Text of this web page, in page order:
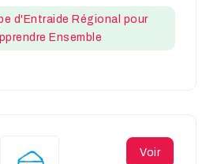
d'Entraide Régional pour
Ensemble
Voir